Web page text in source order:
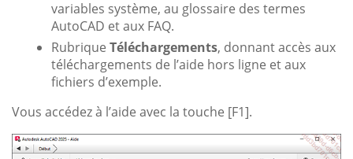
variables système, au glossaire des termes
AutoCAD et aux FAQ.
Rubrique Téléchargements, donnant accès aux
téléchargements de l’aide hors ligne et aux
fichiers d’exemple.
Vous accédez à l’aide avec la touche [F1].